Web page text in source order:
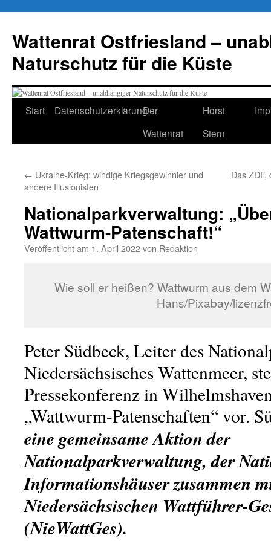
springen
Wattenrat Ostfriesland –
Naturschutz für die Küste
Start DatenschutzerklärungDer
Wattenrat
Horst
Stern
← Ukraine-Krieg: windige Kriegsgewinnler und
andere Illusionisten
Das
Nationalparkverwaltung:
Wattwurm-Patenschaft!“
Veröffentlicht am 1. April 2022von Redaktion
Wie soll er heißen? Wattwurm aus dem
Hans/Pixabay/
Peter Südbeck, Leiter des
Niedersächsisches Wattenmeer,
Pressekonferenz in
„Wattwurm-Patenschaften“ vor.
eine gemeinsame Aktion der
Nationalparkverwaltung, der
Informationshäuser zusammen
Niedersächsischen Wattführer-
(NieWattGes).